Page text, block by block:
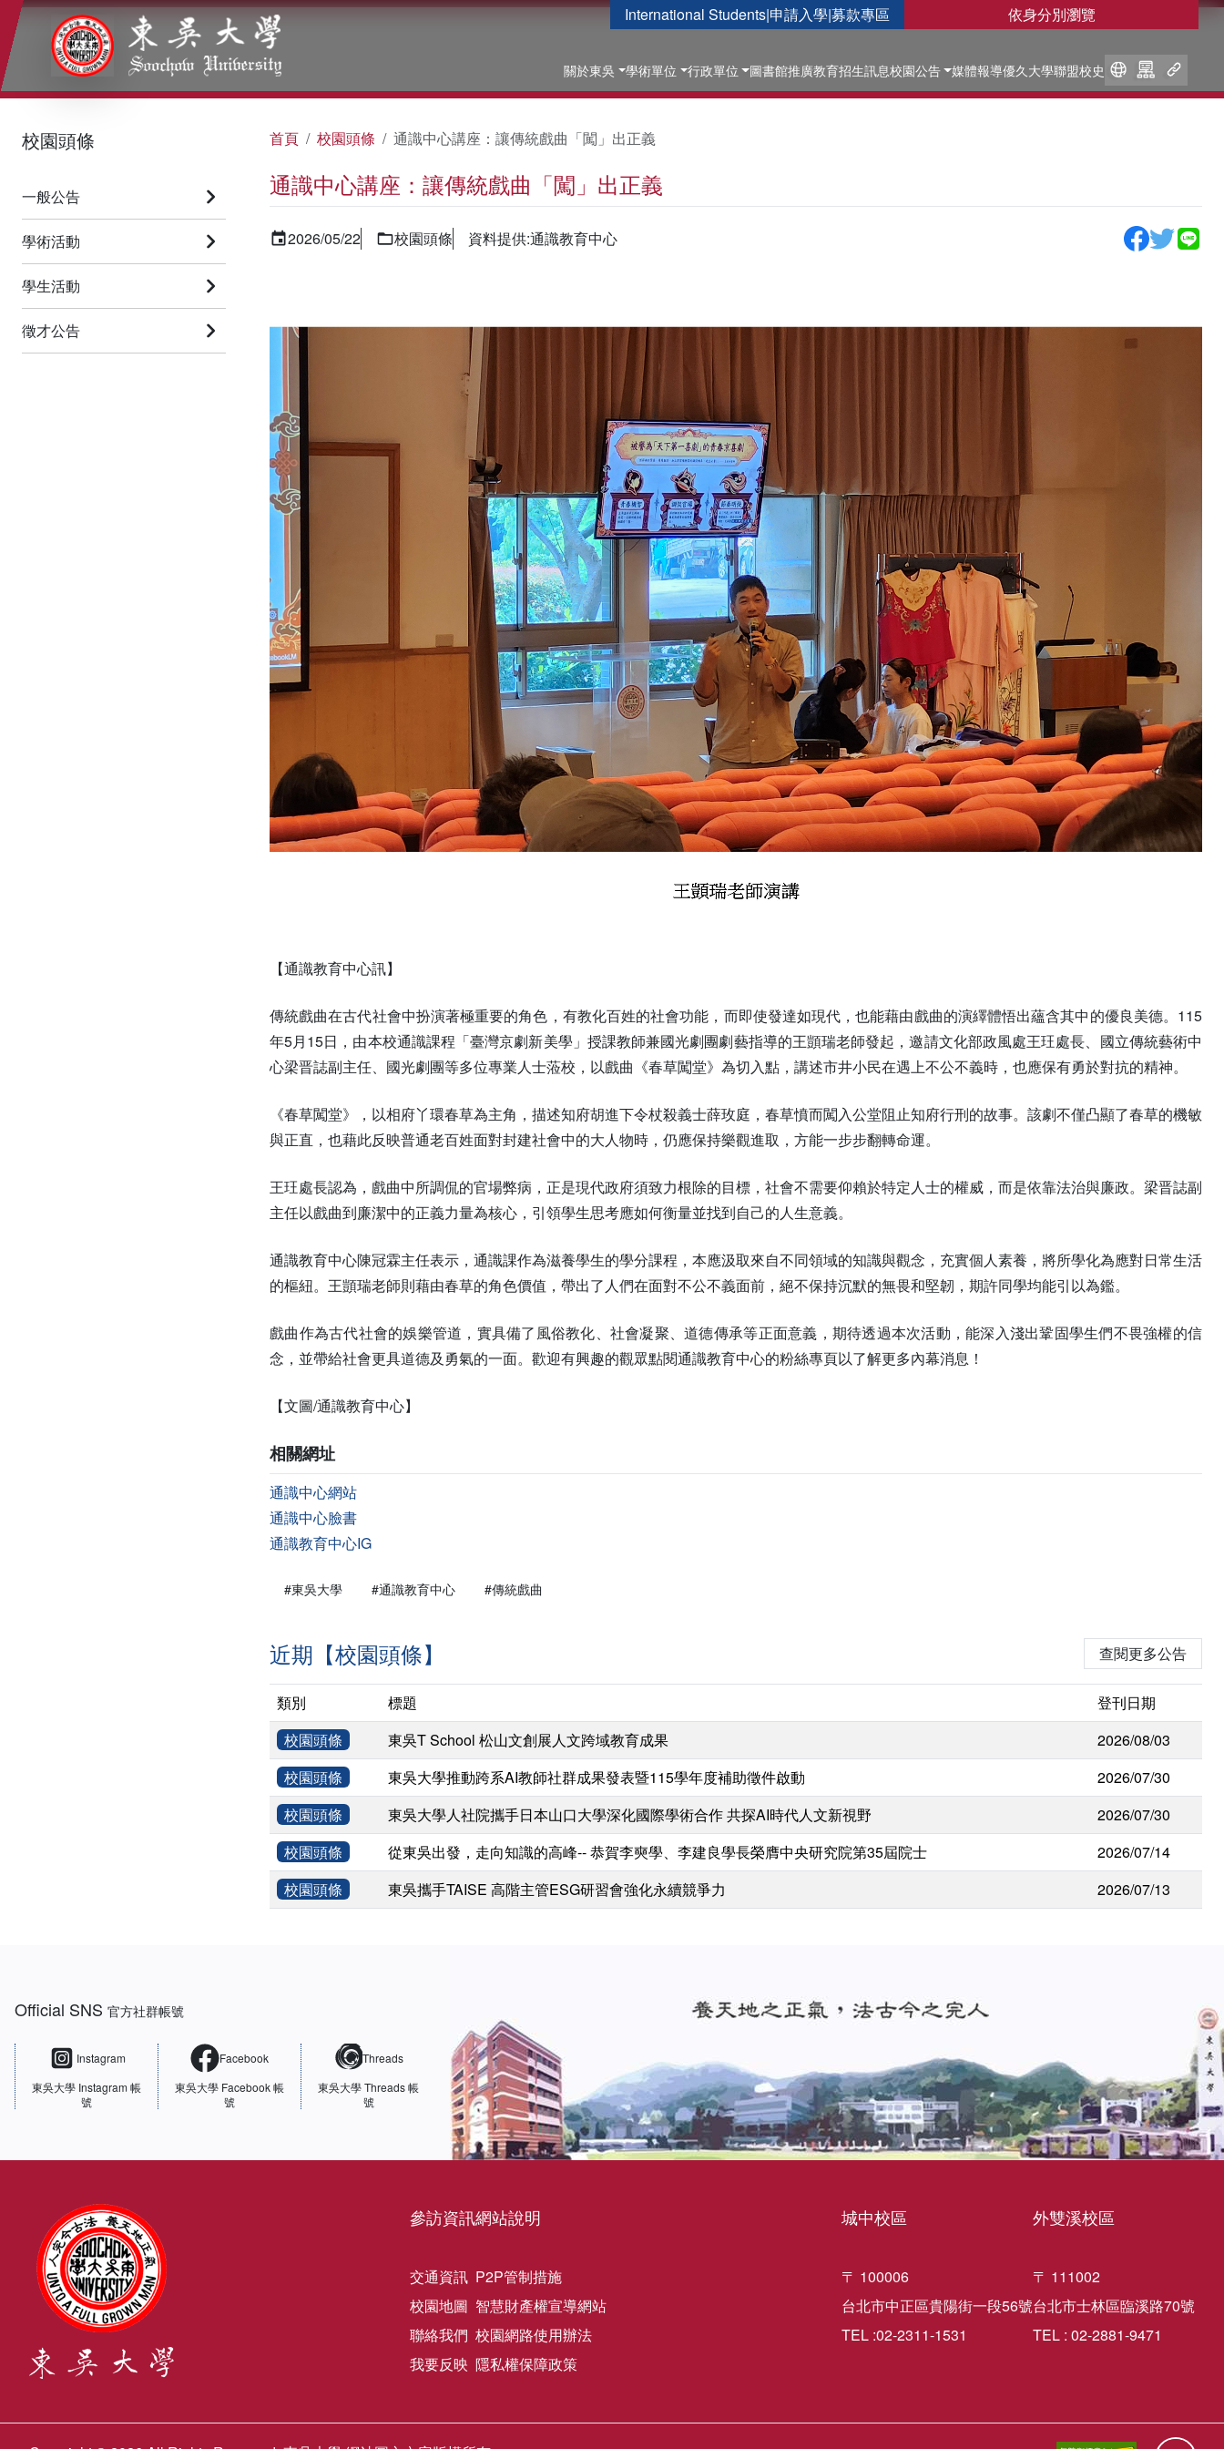
International Students|申請入學|募款專區 依身分別瀏覽
關於東吳 學術單位 行政單位 圖書館推廣教育招生訊息校園公告 媒體報導優久大學聯盟校史
:::
校園頭條
一般公告
學術活動
學生活動
徵才公告
首頁 校園頭條 通識中心講座：讓傳統戲曲「闖」出正義
通識中心講座：讓傳統戲曲「闖」出正義
2026/05/22 校園頭條 資料提供:通識教育中心
【通識教育中心訊】
傳統戲曲在古代社會中扮演著極重要的角色，有教化百姓的社會功能，而即使發達如現代，也能藉由戲曲的演繹體悟出蘊含其中的優良美德。115
年5月15日，由本校通識課程「臺灣京劇新美學」授課教師兼國光劇團劇藝指導的王顗瑞老師發起，邀請文化部政風處王玨處長、國立傳統藝術中
心梁晋誌副主任、國光劇團等多位專業人士蒞校，以戲曲《春草闖堂》為切入點，講述市井小民在遇上不公不義時，也應保有勇於對抗的精神。
《春草闖堂》，以相府丫環春草為主角，描述知府胡進下令杖殺義士薛玫庭，春草憤而闖入公堂阻止知府行刑的故事。該劇不僅凸顯了春草的機敏
與正直，也藉此反映普通老百姓面對封建社會中的大人物時，仍應保持樂觀進取，方能一步步翻轉命運。
王玨處長認為，戲曲中所調侃的官場弊病，正是現代政府須致力根除的目標，社會不需要仰賴於特定人士的權威，而是依靠法治與廉政。梁晋誌副
主任以戲曲到廉潔中的正義力量為核心，引領學生思考應如何衡量並找到自己的人生意義。
通識教育中心陳冠霖主任表示，通識課作為滋養學生的學分課程，本應汲取來自不同領域的知識與觀念，充實個人素養，將所學化為應對日常生活
的樞紐。王顗瑞老師則藉由春草的角色價值，帶出了人們在面對不公不義面前，絕不保持沉默的無畏和堅韌，期許同學均能引以為鑑。
戲曲作為古代社會的娛樂管道，實具備了風俗教化、社會凝聚、道德傳承等正面意義，期待透過本次活動，能深入淺出鞏固學生們不畏強權的信
念，並帶給社會更具道德及勇氣的一面。歡迎有興趣的觀眾點閱通識教育中心的粉絲專頁以了解更多內幕消息！
【文圖/通識教育中心】
相關網址
通識中心網站
通識中心臉書
通識教育中心IG
#東吳大學 #通識教育中心 #傳統戲曲
近期【校園頭條】 查閱更多公告
類別 標題
登刊日期
校園頭條
東吳T School 松山文創展人文跨域教育成果
2026/08/03
校園頭條
東吳大學推動跨系AI教師社群成果發表暨115學年度補助徵件啟動
2026/07/30
校園頭條
東吳大學人社院攜手日本山口大學深化國際學術合作 共探AI時代人文新視野
2026/07/30
校園頭條
從東吳出發，走向知識的高峰-- 恭賀李奭學、李建良學長榮膺中央研究院第35屆院士
2026/07/14
校園頭條
東吳攜手TAISE 高階主管ESG研習會強化永續競爭力 2026/07/13
Official SNS 官方社群帳號
Instagram
東吳大學 Instagram 帳
號
Facebook
東吳大學 Facebook 帳
號
Threads
東吳大學Threads 帳
號
參訪資訊
交通資訊
校園地圖
聯絡我們
我要反映
網站說明
P2P管制措施
智慧財產權宣導網站
校園網路使用辦法
隱私權保障政策
城中校區
〒 100006
台北市中正區貴陽街一段56號
TEL :02-2311-1531
外雙溪校區
〒 111002
台北市士林區臨溪路70號
TEL : 02-2881-9471